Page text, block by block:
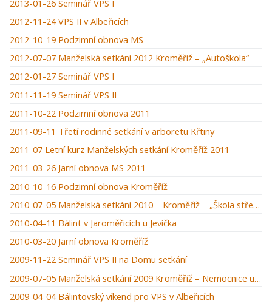
2013-01-26 Seminář VPS I
2012-11-24 VPS II v Albeřicích
2012-10-19 Podzimní obnova MS
2012-07-07 Manželská setkání 2012 Kroměříž – „Autoškola“
2012-01-27 Seminář VPS I
2011-11-19 Seminář VPS II
2011-10-22 Podzimní obnova 2011
2011-09-11 Třetí rodinné setkání v arboretu Křtiny
2011-07 Letní kurz Manželských setkání Kroměříž 2011
2011-03-26 Jarní obnova MS 2011
2010-10-16 Podzimní obnova Kroměříž
2010-07-05 Manželská setkání 2010 – Kroměříž – „Škola střední manželská“
2010-04-11 Bálint v Jaroměřicích u Jevíčka
2010-03-20 Jarní obnova Kroměříž
2009-11-22 Seminář VPS II na Domu setkání
2009-07-05 Manželská setkání 2009 Kroměříž – Nemocnice u zámku
2009-04-04 Bálintovský víkend pro VPS v Albeřicích